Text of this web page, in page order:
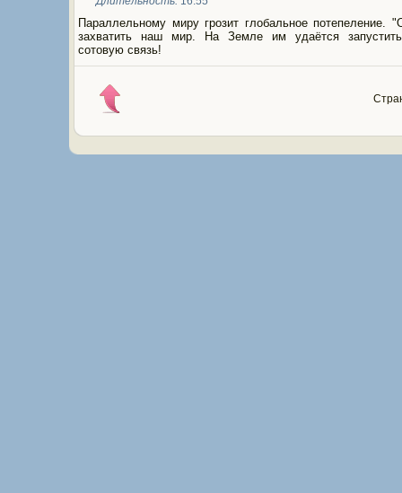
Параллельному миру грозит глобальное потепеление.
захватить наш мир. На Земле им удаётся
сотовую связь!